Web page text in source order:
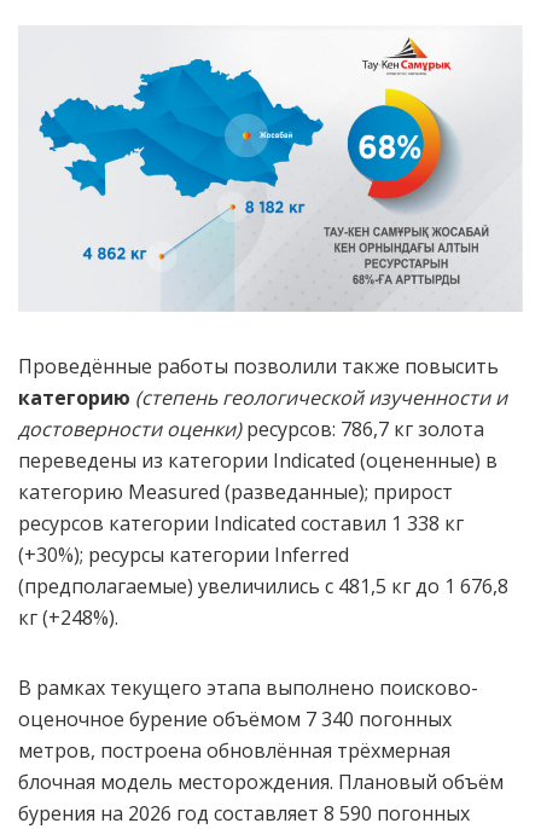
Проведённые работы позволили также повысить
категорию (степень геологической изученности и
достоверности оценки)ресурсов: 786,7 кг золота
переведены из категории Indicated (оцененные) в
категорию Measured (разведанные); прирост
ресурсов категории Indicated составил 1 338 кг
(+30%); ресурсы категории Inferred
(предполагаемые) увеличились с 481,5 кг до 1 676,8
кг (+248%).
В рамках текущего этапа выполнено поисково-
оценочное бурение объёмом 7 340 погонных
метров, построена обновлённая трёхмерная
блочная модель месторождения. Плановый объём
бурения на 2026 год составляет 8 590 погонных